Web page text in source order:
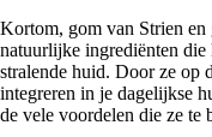
Kortom, gom van Strien
natuurlijke ingrediënten die
stralende huid. Door ze op
integreren in je dagelijkse
de vele voordelen die ze te